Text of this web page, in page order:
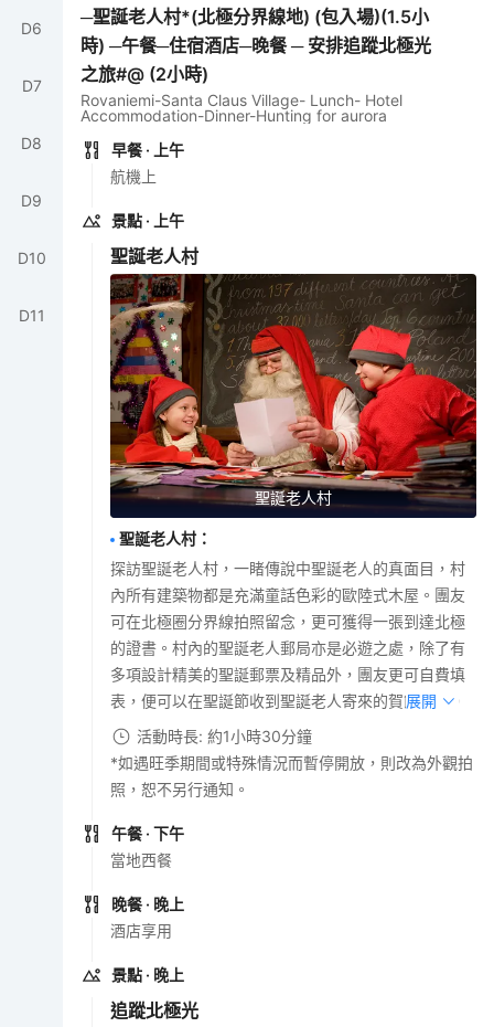
D6
D7
D8
D9
D10
D11
─聖誕老人村*(北極分界線地) (包入場)(1.5小
時) ─午餐─住宿酒店─晚餐 ─ 安排追蹤北極光
之旅#@ (2小時)
Rovaniemi-Santa Claus Village- Lunch- Hotel
Accommodation-Dinner-Hunting for aurora
早餐 · 上午
航機上
景點 · 上午
聖誕老人村
聖誕老人村
聖誕老人村 ：
探訪聖誕老人村，一睹傳說中聖誕老人的真面目，村
內所有建築物都是充滿童話色彩的歐陸式木屋。團友
可在北極圈分界線拍照留念，更可獲得一張到達北極
的證書。村內的聖誕老人郵局亦是必遊之處，除了有
多項設計精美的聖誕郵票及精品外，團友更可自費填
表，便可以在聖誕節收到聖誕老人寄來的賀節信件。
展開
活動時長: 約1小時30分鐘
*如遇旺季期間或特殊情況而暫停開放，則改為外觀拍
照，恕不另行通知。
午餐 · 下午
當地西餐
晚餐 · 晚上
酒店享用
景點 · 晚上
追蹤北極光